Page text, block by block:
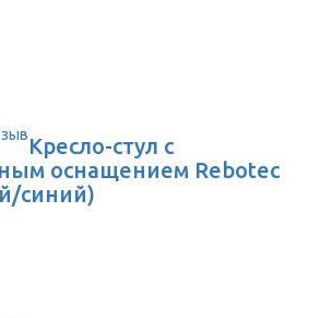
Кресло-стул с
оснащением Rebotec
синий)